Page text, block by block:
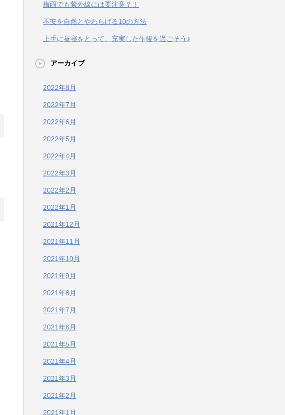
梅雨でも紫外線には要注意？！
不安を自然とやわらげる10の方法
上手に昼寝をとって、充実した午後を過ごそう♪
アーカイブ
2022年8月
2022年7月
2022年6月
2022年5月
2022年4月
2022年3月
2022年2月
2022年1月
2021年12月
2021年11月
2021年10月
2021年9月
2021年8月
2021年7月
2021年6月
2021年5月
2021年4月
2021年3月
2021年2月
2021年1月